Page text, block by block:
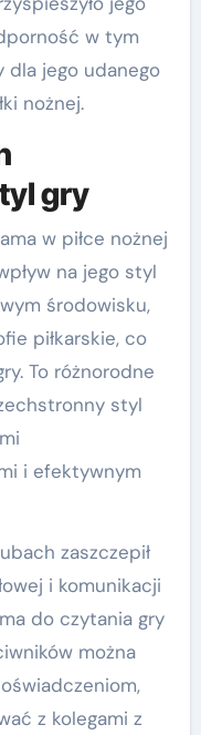
w tym
dla jego udanego
nożnej.
gry
w piłce nożnej
na jego styl
środowisku,
piłkarskie, co
To różnorodne
styl
i efektywnym
zaszczepił
i komunikacji
do czytania gry
można
z kolegami z